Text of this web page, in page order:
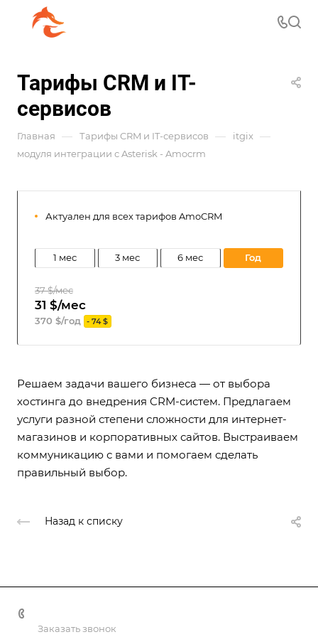
Тарифы CRM и IT-
сервисов
Главная — Тарифы CRM и IT-сервисов — itgix —
модуля интеграции с Asterisk - Amocrm
Актуален для всех тарифов AmoCRM
1 мес 3 мес 6 мес год
37 $/мес
31 $/мес
370 $/год - 74 $
Решаем задачи вашего бизнеса — от выбора
хостинга до внедрения CRM-систем. Предлагаем
услуги разной степени сложности для интернет-
магазинов и корпоративных сайтов. Выстраиваем
коммуникацию с вами и помогаем сделать
правильный выбор.
Назад к списку
Заказать звонок